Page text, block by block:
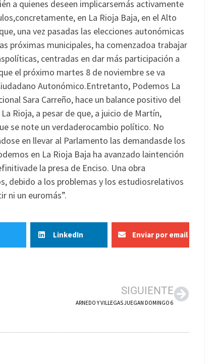
a quienes deseen implicarsemás activamente
en La Rioja Baja, en el Alto
una vez pasadas las elecciones autonómicas
próximas municipales, ha comenzadoa trabajar
centradas en dar más participación a
el próximo martes 8 de noviembre se va
Autonómico.Entretanto, Podemos La
Sara Carreño, hace un balance positivo del
Rioja, a pesar de que, a juicio de Martín,
se note un verdaderocambio político. No
en llevar al Parlamento las demandasde los
en La Rioja Baja ha avanzado laintención
la presa de Enciso. Una obra
debido a los problemas y los estudiosrelativos
ni un euromás”.
LinkedIn Enviar por email
SIGUIENTE
ARNEDO Y VILLEGAS JUEGAN DOMINGO 6